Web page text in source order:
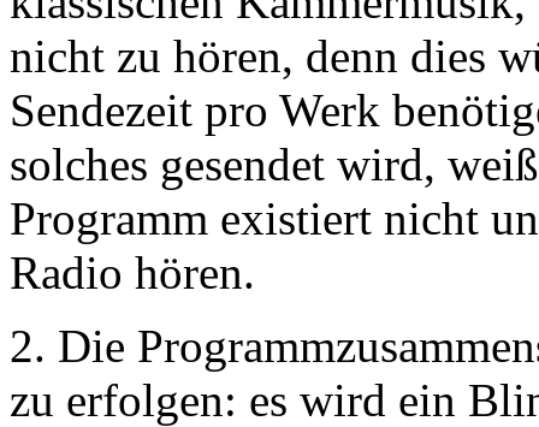
nicht zu hören, denn dies
Sendezeit pro Werk
solches gesendet wird,
Programm existiert nicht
Radio hören.
2. Die
zu erfolgen: es wird ein